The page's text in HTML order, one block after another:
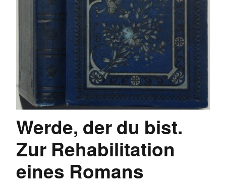
Werde, der du bist.
Zur Rehabilitation
eines Romans